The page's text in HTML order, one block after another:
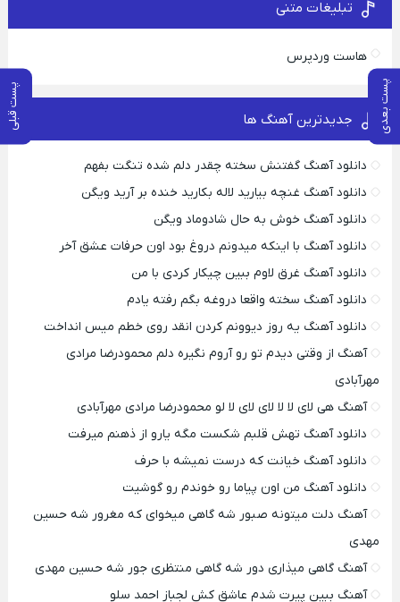
پست بعدی پست قبلی
تبلیغات متنی
هاست وردپرس
جدیدترین آهنگ ها
دانلود آهنگ گفتنش سخته چقدر دلم شده تنگت بفهم
دانلود آهنگ غنچه بیارید لاله بکارید خنده بر آرید ویگن
دانلود آهنگ خوش به حال شادوماد ویگن
دانلود آهنگ با اینکه میدونم دروغ بود اون حرفات عشق آخر
دانلود آهنگ غرق لاوم ببین چیکار کردی با من
دانلود آهنگ سخته واقعا دروغه بگم رفته یادم
دانلود آهنگ یه روز دیوونم کردن انقد روی خطم میس انداخت
آهنگ از وقتی دیدم تو رو آروم نگیره دلم محمودرضا مرادی
مهرآبادی
آهنگ هی لای لا لا لای لای لا لو محمودرضا مرادی مهرآبادی
دانلود آهنگ تهش قلبم شکست مگه یارو از ذهنم میرفت
دانلود آهنگ خیانت که درست نمیشه با حرف
دانلود آهنگ من اون پیاما رو خوندم رو گوشیت
آهنگ دلت میتونه صبور شه گاهی میخوای که مغرور شه حسین
مهدی
آهنگ گاهی میذاری دور شه گاهی منتظری جور شه حسین مهدی
آهنگ ببین پیرت شدم عاشق کش لجباز احمد سلو